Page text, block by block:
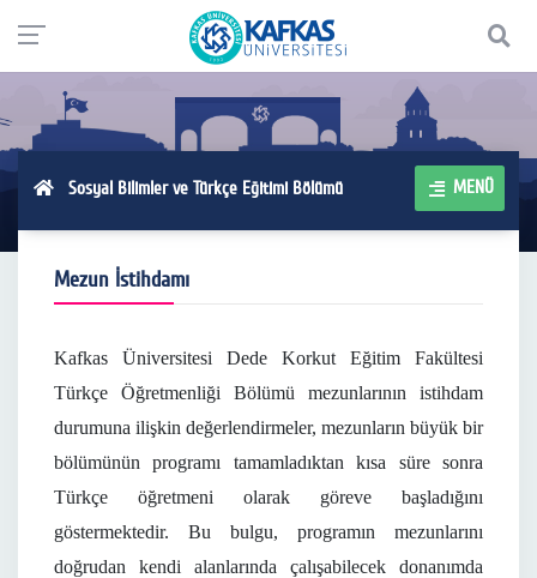
Sosyal Bilimler ve Türkçe Eğitimi Bölümü MENÜ
Mezun İstihdamı
Kafkas Üniversitesi Dede Korkut Eğitim Fakültesi
Türkçe Öğretmenliği Bölümü mezunlarının istihdam
durumuna ilişkin değerlendirmeler, mezunların büyük bir
bölümünün programı tamamladıktan kısa süre sonra
Türkçe öğretmeni olarak göreve başladığını
göstermektedir. Bu bulgu, programın mezunlarını
doğrudan kendi alanlarında çalışabilecek donanımda